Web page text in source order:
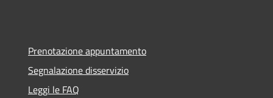
Prenotazione appuntamento
Segnalazione disservizio
Leggi le FAQ